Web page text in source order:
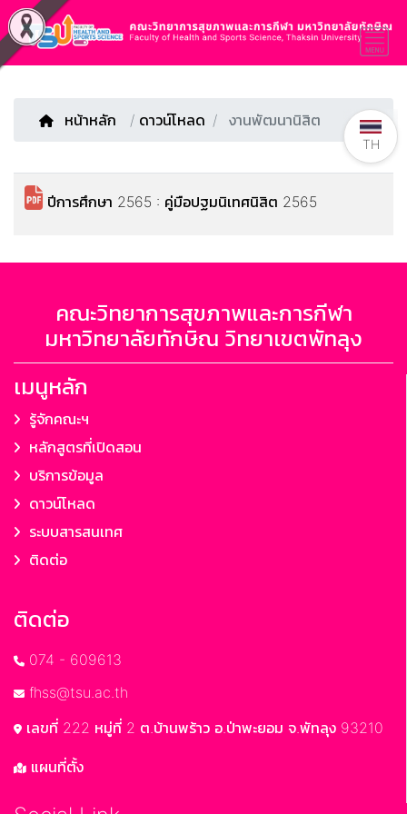
หน้าหลัก / ดาวน์โหลด งานพัฒนานิสิต
ปีการศึกษา 2565 : คู่มือปฐมนิเทศนิสิต 2565
คณะวิทยาการสุขภาพและการกีฬา
มหาวิทยาลัยทักษิณ วิทยาเขตพัทลุง
เมนูหลัก
รู้จักคณะฯ
หลักสูตรที่เปิดสอน
บริการข้อมูล
ดาวน์โหลด
ระบบสารสนเทศ
ติดต่อ
ติดต่อ
074 - 609613
fhss@tsu.ac.th
เลขที่ 222 หมู่ที่ 2 ต.บ้านพร้าว อ.ป่าพะยอม จ.พัทลุง 93210
แผนที่ตั้ง
TH